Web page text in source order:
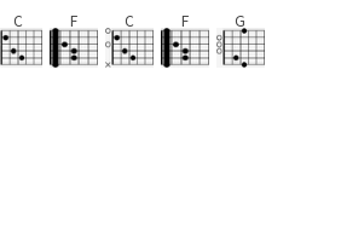
C F C F G